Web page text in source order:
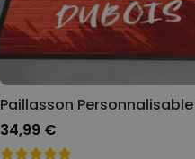
34,99 €